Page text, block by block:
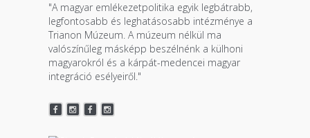
"A magyar emlékezetpolitika egyik legbátrabb,
legfontosabb és leghatásosabb intézménye a
Trianon Múzeum. A múzeum nélkül ma
valószínűleg másképp beszélnénk a külhoni
magyarokról és a kárpát-medencei magyar
integráció esélyeiről."